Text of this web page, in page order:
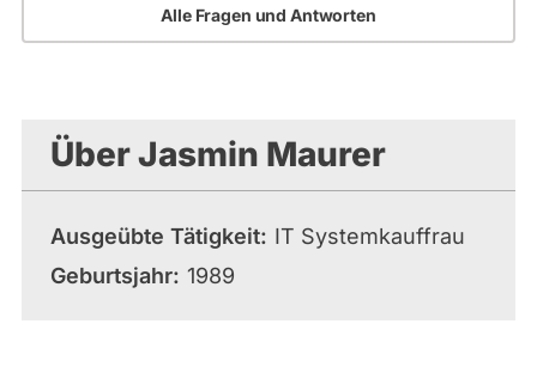
Alle Fragen und Antworten
Über Jasmin Maurer
Ausgeübte Tätigkeit
IT Systemkauffrau
Geburtsjahr 1989